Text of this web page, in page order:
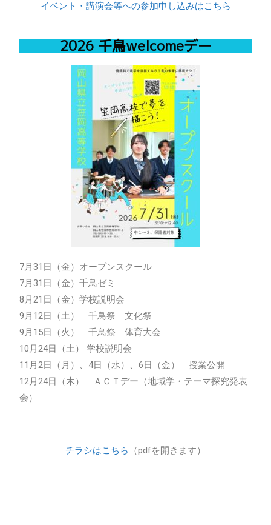
イベント・講演会等への参加申し込みはこちら
2026 千鳥welcomeデー
7月31日（金）オープンスクール
7月31日（金）千鳥ゼミ
8月21日（金）学校説明会
9月12日（土） 千鳥祭 文化祭
9月15日（火） 千鳥祭 体育大会
10月24日（土） 学校説明会
11月2日（月）、4日（水）、6日（金） 授業公開
12月24日（木） ＡＣＴデー（地域学・テーマ探究発表
会）
チラシはこちら （pdfを開きます）